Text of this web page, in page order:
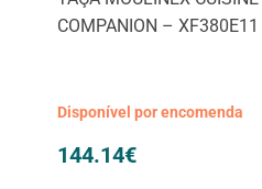
COMPANION – XF380E11
Disponível por encomenda
144.14€